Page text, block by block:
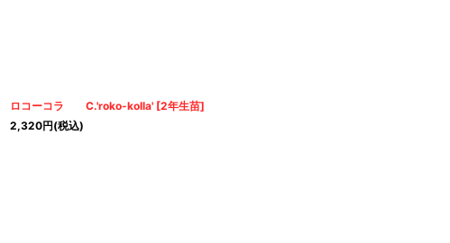
ロコーコラ C.'roko-kolla' [2年生苗]
2,320円(税込)